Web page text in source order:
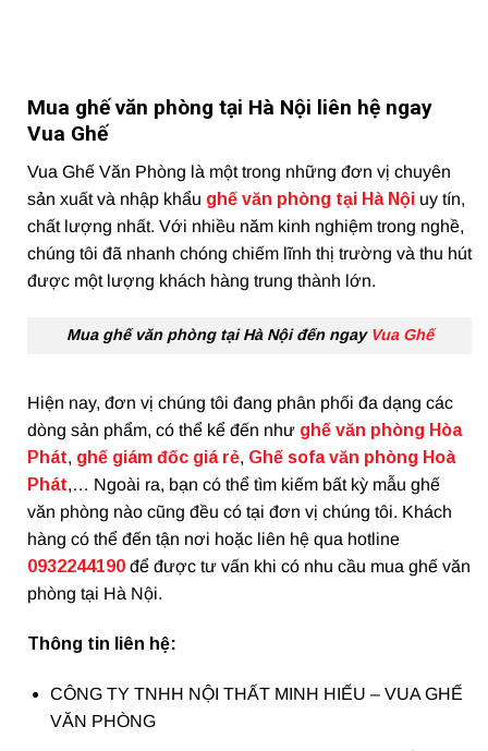
Mua ghế văn phòng tại Hà Nội liên hệ ngay
Vua Ghế
Vua Ghế Văn Phòng là một trong những đơn vị chuyên
sản xuất và nhập khẩu ghế văn phòng tại Hà Nội uy tín,
chất lượng nhất. Với nhiều năm kinh nghiệm trong nghề,
chúng tôi đã nhanh chóng chiếm lĩnh thị trường và thu hút
được một lượng khách hàng trung thành lớn.
Mua ghế văn phòng tại Hà Nội đến ngay Vua Ghế
Hiện nay, đơn vị chúng tôi đang phân phối đa dạng các
dòng sản phẩm, có thể kể đến như ghế văn phòng Hòa
Phát, ghế giám đốc giá rẻ, Ghế sofa văn phòng Hoà
Phát,… Ngoài ra, bạn có thể tìm kiếm bất kỳ mẫu ghế
văn phòng nào cũng đều có tại đơn vị chúng tôi. Khách
hàng có thể đến tận nơi hoặc liên hệ qua hotline
0932244190 để được tư vấn khi có nhu cầu mua ghế văn
phòng tại Hà Nội.
Thông tin liên hệ:
CÔNG TY TNHH NỘI THẤT MINH HIẾU – VUA GHẾ
VĂN PHÒNG